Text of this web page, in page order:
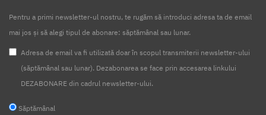
Pentru a primi newsletter-ul nostru, te rugăm să introduci adresa ta de email
mai jos și să alegi tipul de abonare: săptămânal sau lunar.
Adresa de email va fi utilizată doar în scopul transmiterii newsletter-ului
(săptămânal sau lunar). Dezabonarea se face prin accesarea linkului
DEZABONARE din cadrul newsletter-ului.
Săptămânal